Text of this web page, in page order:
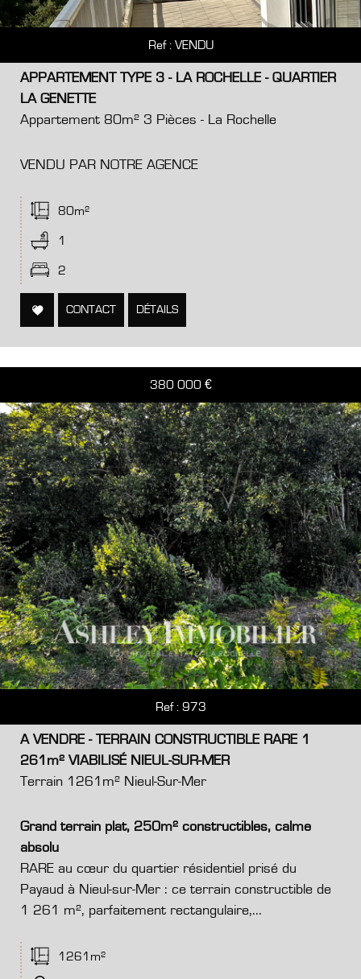
Ref : VENDU
APPARTEMENT TYPE 3 - LA ROCHELLE - QUARTIER
LA GENETTE
Appartement 80m² 3 Pièces - La Rochelle
VENDU PAR NOTRE AGENCE
80m²
1
2
CONTACT DÉTAILS
380 000 €
Ref : 973
A VENDRE - TERRAIN CONSTRUCTIBLE RARE 1
261m² VIABILISÉ NIEUL-SUR-MER
Terrain 1261m² Nieul-Sur-Mer
Grand terrain plat, 250m² constructibles, calme
absolu
RARE au cœur du quartier résidentiel prisé du
Payaud à Nieul-sur-Mer : ce terrain constructible de
1 261 m², parfaitement rectangulaire,...
1261m²